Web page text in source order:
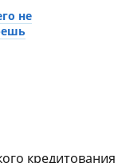
не
кредитования